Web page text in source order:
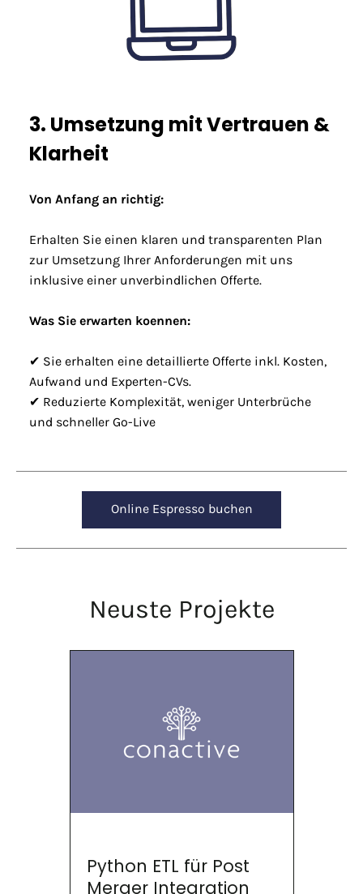
3. Umsetzung mit Vertrauen &
Klarheit
Von Anfang an richtig:
Erhalten Sie einen klaren und transparenten Plan
zur Umsetzung Ihrer Anforderungen mit uns
inklusive einer unverbindlichen Offerte.
Was Sie erwarten koennen:
✔ Sie erhalten eine detaillierte Offerte inkl. Kosten,
Aufwand und Experten-CVs.
✔ Reduzierte Komplexität, weniger Unterbrüche
und schneller Go-Live
Online Espresso buchen
Neuste Projekte
Python ETL für Post
Merger Integration